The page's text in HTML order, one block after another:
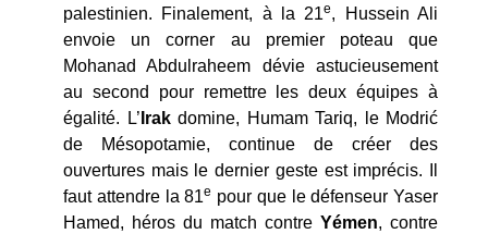
palestinien. Finalement, à la 21e, Hussein Ali
envoie un corner au premier poteau que
Mohanad Abdulraheem dévie astucieusement
au second pour remettre les deux équipes à
égalité. L’ Irak domine, Humam Tariq, le Modrić
de Mésopotamie, continue de créer des
ouvertures mais le dernier geste est imprécis. Il
faut attendre la 81e pour que le défenseur Yaser
Hamed, héros du match contre Yémen, contre